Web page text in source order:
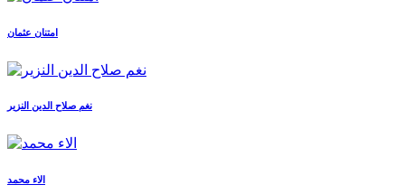
امتنان عثمان
نغم صلاح الدين النزير
الاء محمد